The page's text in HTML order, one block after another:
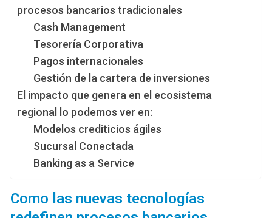
procesos bancarios tradicionales
Cash Management
Tesorería Corporativa
Pagos internacionales
Gestión de la cartera de inversiones
El impacto que genera en el ecosistema
regional lo podemos ver en:
Modelos crediticios ágiles
Sucursal Conectada
Banking as a Service
Como las nuevas tecnologías